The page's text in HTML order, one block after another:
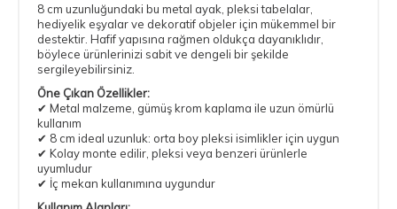
8 cm uzunluğundaki bu metal ayak, pleksi tabelalar,
hediyelik eşyalar ve dekoratif objeler için mükemmel bir
destektir. Hafif yapısına rağmen oldukça dayanıklıdır,
böylece ürünlerinizi sabit ve dengeli bir şekilde
sergileyebilirsiniz.
Öne Çıkan Özellikler:
✔ Metal malzeme, gümüş krom kaplama ile uzun ömürlü
kullanım
✔ 8 cm ideal uzunluk: orta boy pleksi isimlikler için uygun
✔ Kolay monte edilir, pleksi veya benzeri ürünlerle
uyumludur
✔ İç mekan kullanımına uygundur